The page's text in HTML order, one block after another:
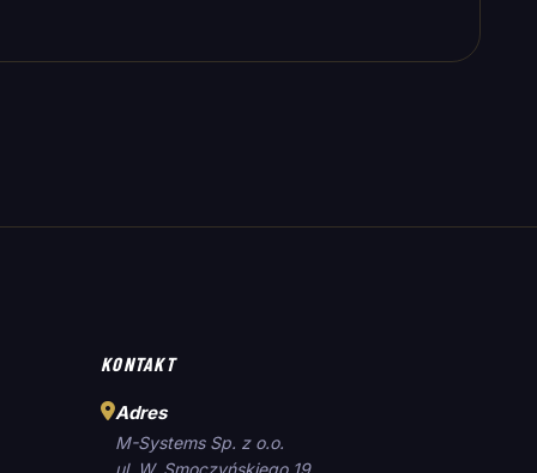
KONTAKT
Adres
M-Systems Sp. z o.o.
ul. W. Smoczyńskiego 19